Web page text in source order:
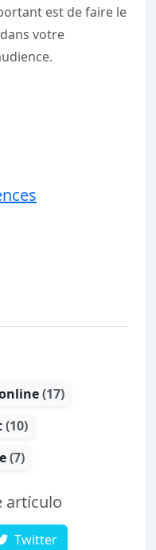
est de faire le
votre
(17)
(10)
(7)
artículo
Twitter